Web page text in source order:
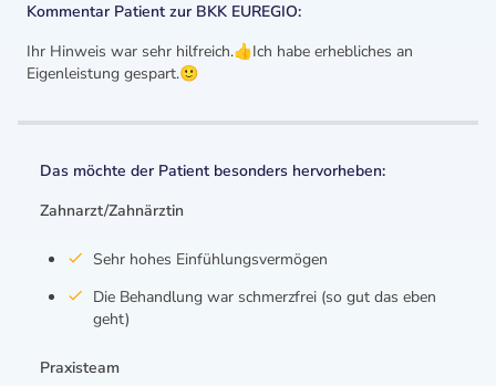
Kommentar Patient zur BKK EUREGIO:
Ihr Hinweis war sehr hilfreich.👍Ich habe erhebliches an
Eigenleistung gespart.🙂
Das möchte der Patient besonders hervorheben:
Zahnarzt/Zahnärztin
Sehr hohes Einfühlungsvermögen
Die Behandlung war schmerzfrei (so gut das eben
geht)
Praxisteam